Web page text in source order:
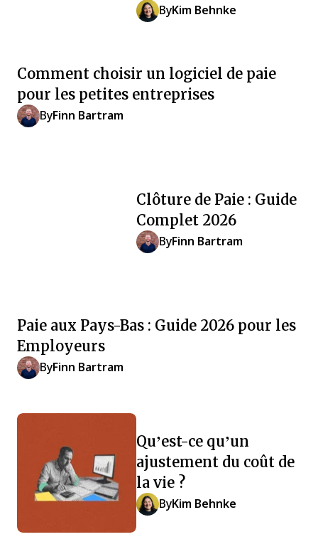
ByKim Behnke
Comment choisir un logiciel de paie
pour les petites entreprises
ByFinn Bartram
Clôture de Paie : Guide
Complet 2026
ByFinn Bartram
Paie aux Pays-Bas : Guide 2026 pour les
Employeurs
ByFinn Bartram
Qu’est-ce qu’un
ajustement du coût de
la vie ?
ByKim Behnke